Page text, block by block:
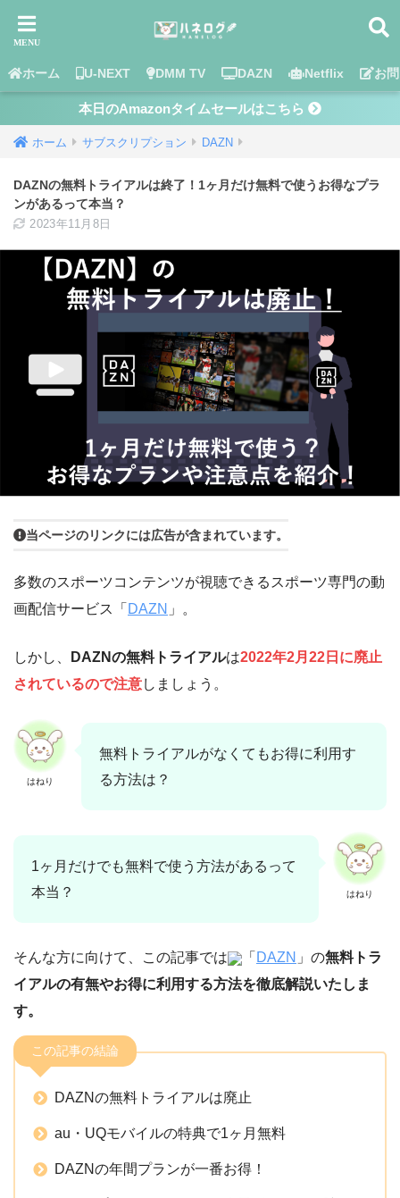
ホーム U-NEXT DMM TV DAZN Netflix お
本日のAmazonタイムセールはこちら
ホーム サブスクリプション DAZN
DAZNの無料トライアルは終了！1ヶ月だけ無料で使うお得なプラ
ンがあるって本当？
2023年11月8日
当ページのリンクには広告が含まれています。
多数のスポーツコンテンツが視聴できるスポーツ専門の動
画配信サービス「 DAZN 」。
しかし、 DAZNの無料トライアルは2022年2月22日に廃止
されているので注意しましょう。
はねり
無料トライアルがなくてもお得に利用す
る方法は？
はねり
1ヶ月だけでも無料で使う方法があるって
本当？
そんな方に向けて、この記事では 「 DAZN 」の無料トラ
イアルの有無やお得に利用する方法を徹底解説いたしま
す。
この記事の結論
DAZNの無料トライアルは廃止
au・UQモバイルの特典で1ヶ月無料
DAZNの年間プランが一番お得！